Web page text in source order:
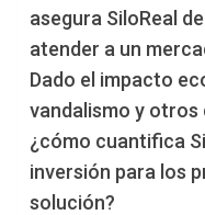
asegura SiloReal
atender a un
Dado el impacto
vandalismo y otros
¿cómo cuantifica
inversión para los
solución?